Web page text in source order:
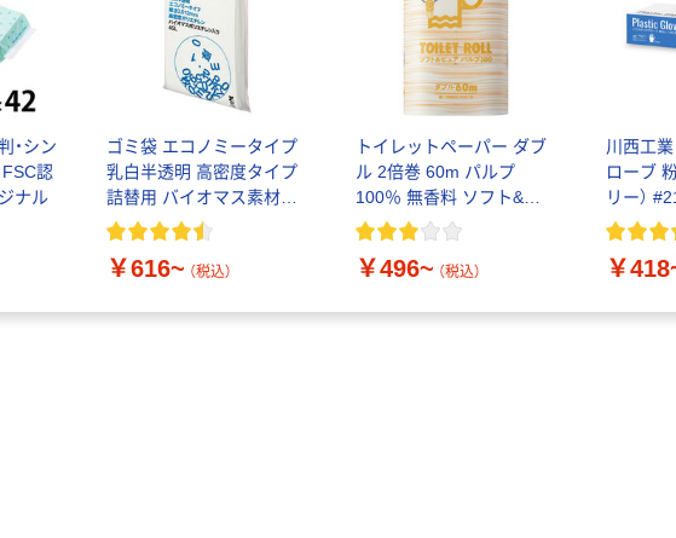
・シン
認
ナル
ゴミ袋 エコノミータイプ
乳白半透明 高密度タイプ
詰替用 バイオマス素材
10％配合
￥616~ （税込）
トイレットペーパー ダブ
ル 2倍巻 60m パルプ
100％ 無香料 ソフト&ピ
ュア オリジナル
￥496~ （税込）
川西工
ローブ
リー）
入）（使
￥